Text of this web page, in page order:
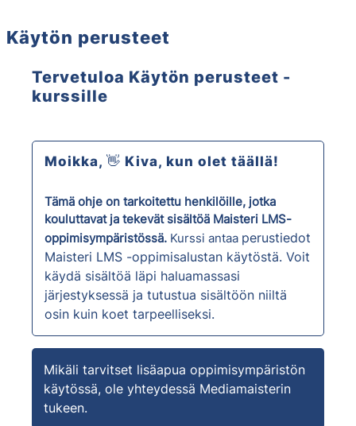
Käytön perusteet
Course: Käytön perusteet | Akatemia
Tervetuloa Käytön perusteet -
kurssille
Moikka, 👋 Kiva, kun olet täällä!
Tämä ohje on tarkoitettu henkilöille, jotka
kouluttavat ja tekevät sisältöä Maisteri LMS-
oppimisympäristössä. Kurssi antaa perustiedot
Maisteri LMS -oppimisalustan käytöstä.Voit
käydä sisältöä läpi haluamassasi
järjestyksessä ja tutustua sisältöön niiltä
osin kuin koet tarpeelliseksi.
Mikäli tarvitset lisäapua oppimisympäristön
käytössä, ole yhteydessä Mediamaisterin
tukeen.